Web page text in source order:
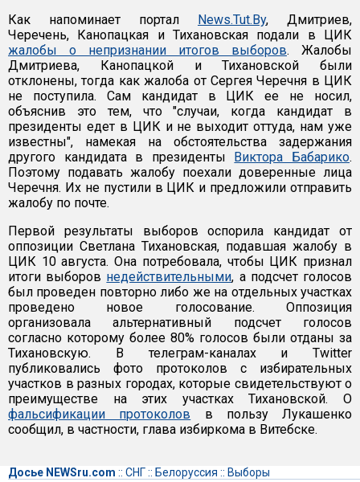
Как напоминает портал News.Tut.By, Дмитриев,
Черечень, Канопацкая и Тихановская подали в ЦИК
жалобы о непризнании итогов выборов. Жалобы
Дмитриева, Канопацкой и Тихановской были
отклонены, тогда как жалоба от Сергея Черечня в ЦИК
не поступила. Сам кандидат в ЦИК ее не носил,
объяснив это тем, что "случаи, когда кандидат в
президенты едет в ЦИК и не выходит оттуда, нам уже
известны", намекая на обстоятельства задержания
другого кандидата в президенты Виктора Бабарико.
Поэтому подавать жалобу поехали доверенные лица
Черечня. Их не пустили в ЦИК и предложили отправить
жалобу по почте.
Первой результаты выборов оспорила кандидат от
оппозиции Светлана Тихановская, подавшая жалобу в
ЦИК 10 августа. Она потребовала, чтобы ЦИК признал
итоги выборов недействительными, а подсчет голосов
был проведен повторно либо же на отдельных участках
проведено новое голосование. Оппозиция
организовала альтернативный подсчет голосов
согласно которому более 80% голосов были отданы за
Тихановскую. В телеграм-каналах и Twitter
публиковались фото протоколов с избирательных
участков в разных городах, которые свидетельствуют о
преимуществе на этих участках Тихановской. О
фальсификации протоколов в пользу Лукашенко
сообщил, в частности, глава избиркома в Витебске.
Досье NEWSru.com :: СНГ:: Белоруссия :: Выборы